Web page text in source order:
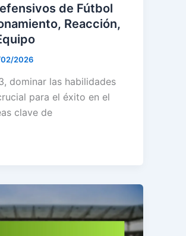
de Fútbol
Reacción,
2026
dominar las habilidades
para el éxito en el
clave de